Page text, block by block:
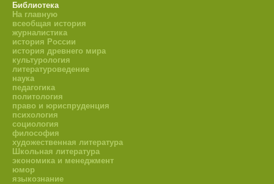
Библиотека
На главную
всеобщая история
журналистика
история России
история древнего мира
культурология
литературоведение
наука
педагогика
политология
право и юриспруденция
психология
социология
философия
художественная литература
Школьная литература
экономика и менеджмент
юмор
языкознание